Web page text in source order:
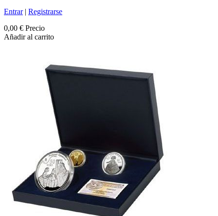
Entrar| Registrarse
0,00 € Precio
Añadir al carrito